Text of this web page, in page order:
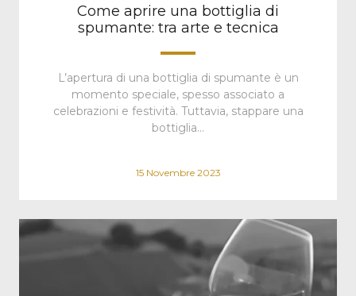
Come aprire una bottiglia di
spumante: tra arte e tecnica
L’apertura di una bottiglia di spumante è un
momento speciale, spesso associato a
celebrazioni e festività. Tuttavia, stappare una
bottiglia…
15 Novembre 2023